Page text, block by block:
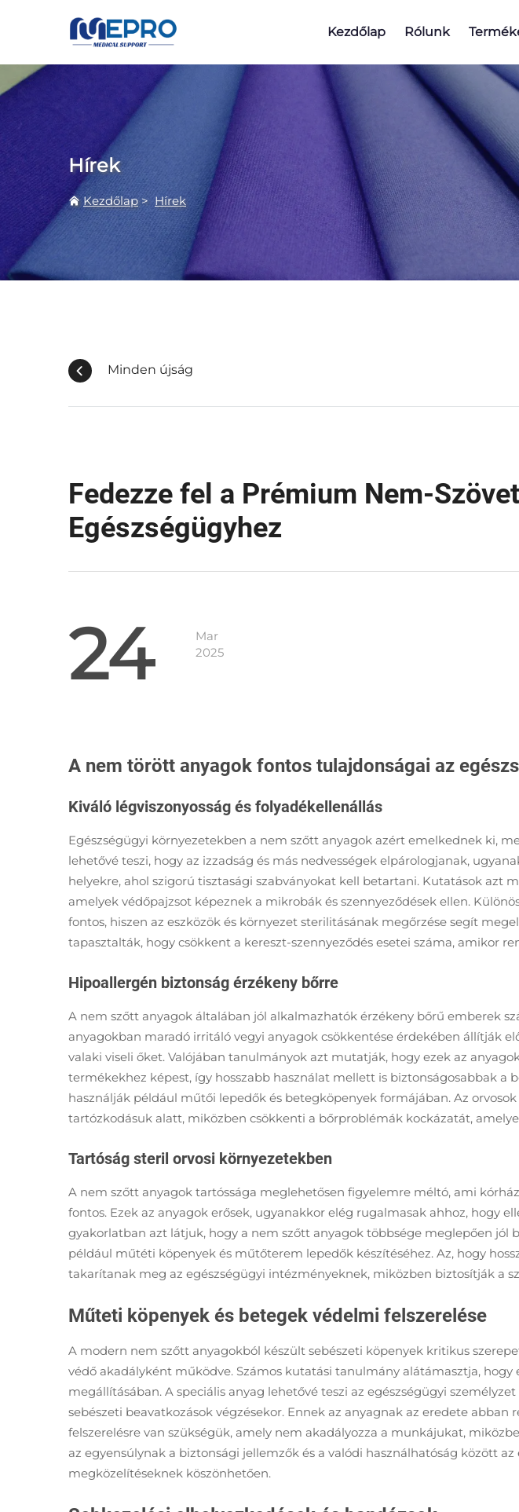
Kezdőlap Rólunk
Hírek
Kezdőlap> Hírek
Minden új­ság
Fedezze fel a Prémium Nem-
Egészségügyhez
24
Mar
2025
A nem törött anyagok fontos tulajdonságai az
Kiváló légviszonyosság és folyadékellenállás
Egészségügyi környezetekben a nem szőtt anyagok azért emelkednek ki,
lehetővé teszi, hogy az izzadság és más nedvességek elpárologjanak,
helyekre, ahol szigorú tisztasági szabványokat kell betartani. Kutatások
amelyek védőpajzsot képeznek a mikrobák és szennyeződések ellen.
fontos, hiszen az eszközök és környezet sterilitásának megőrzése segít
tapasztalták, hogy csökkent a kereszt-szennyeződés esetei száma, amikor
Hipoallergén biztonság érzékeny bőrre
A nem szőtt anyagok általában jól alkalmazhatók érzékeny bőrű emberek
anyagokban maradó irritáló vegyi anyagok csökkentése érdekében állítják
valaki viseli őket. Valójában tanulmányok azt mutatják, hogy ezek az
termékekhez képest, így hosszabb használat mellett is biztonságosabbak a
használják például műtői lepedők és betegköpenyek formájában. Az
tartózkodásuk alatt, miközben csökkenti a bőrproblémák kockázatát,
Tartóság steril orvosi környezetekben
A nem szőtt anyagok tartóssága meglehetősen figyelemre méltó, ami
fontos. Ezek az anyagok erősek, ugyanakkor elég rugalmasak ahhoz, hogy
gyakorlatban azt látjuk, hogy a nem szőtt anyagok többsége meglepően
például műtéti köpenyek és műtőterem lepedők készítéséhez. Az, hogy
takarítanak meg az egészségügyi intézményeknek, miközben biztosítják a
Műteti köpenyek és betegek védelmi felszerelése
A modern nem szőtt anyagokból készült sebészeti köpenyek kritikus
védő akadályként működve. Számos kutatási tanulmány alátámasztja,
megállításában. A speciális anyag lehetővé teszi az egészségügyi
sebészeti beavatkozások végzésekor. Ennek az anyagnak az eredete
felszerelésre van szükségük, amely nem akadályozza a munkájukat,
az egyensúlynak a biztonsági jellemzők és a valódi használhatóság között
megközelítéseknek köszönhetően.